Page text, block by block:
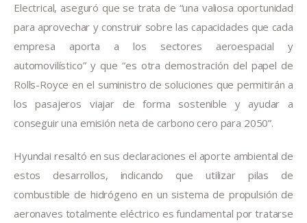
Electrical, aseguró que se trata de “una valiosa oportunidad
para aprovechar y construir sobre las capacidades que cada
empresa aporta a los sectores aeroespacial y
automovilístico” y que “es otra demostración del papel de
Rolls-Royce en el suministro de soluciones que permitirán a
los pasajeros viajar de forma sostenible y ayudar a
conseguir una emisión neta de carbono cero para 2050”.
Hyundai resaltó en sus declaraciones el aporte ambiental de
estos desarrollos, indicando que utilizar pilas de
combustible de hidrógeno en un sistema de propulsión de
aeronaves totalmente eléctrico es fundamental por tratarse